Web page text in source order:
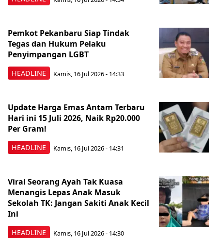
HEADLINE
Pemkot Pekanbaru Siap Tindak
Tegas dan Hukum Pelaku
Penyimpangan LGBT
Kamis, 16 Jul 2026 - 14:33
HEADLINE
Update Harga Emas Antam Terbaru
Hari ini 15 Juli 2026, Naik Rp20.000
Per Gram!
Kamis, 16 Jul 2026 - 14:31
HEADLINE
Viral Seorang Ayah Tak Kuasa
Menangis Lepas Anak Masuk
Sekolah TK: Jangan Sakiti Anak Kecil
Ini
Kamis, 16 Jul 2026 - 14:30